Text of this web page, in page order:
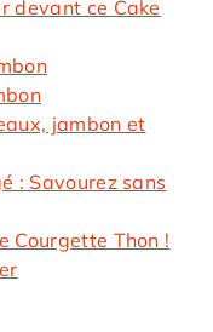
devant ce Cake
jambon et
: Savourez sans
Courgette Thon !